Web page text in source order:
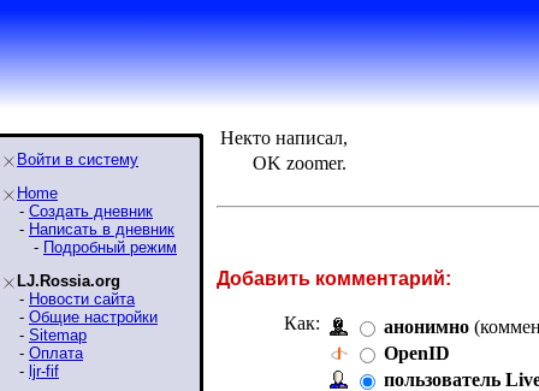
Войти в систему
Home
- Создать дневник
- Написать в дневник
- Подробный режим
LJ.Rossia.org
- Новости сайта
- Общие настройки
- Sitemap
- Оплата
- ljr-fif
Некто написал,
OK zoomer.
Добавить комментарий:
Как: анонимно
OpenID
пользователь